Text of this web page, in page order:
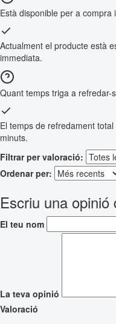
Està disponible per a compra
Actualment el producte està
immediata.
Quant temps triga a refredar-
El temps de refredament
minuts.
Filtrar per valoració:
Ordenar per:
Escriu una opinió
El teu nom
La teva opinió
Valoració